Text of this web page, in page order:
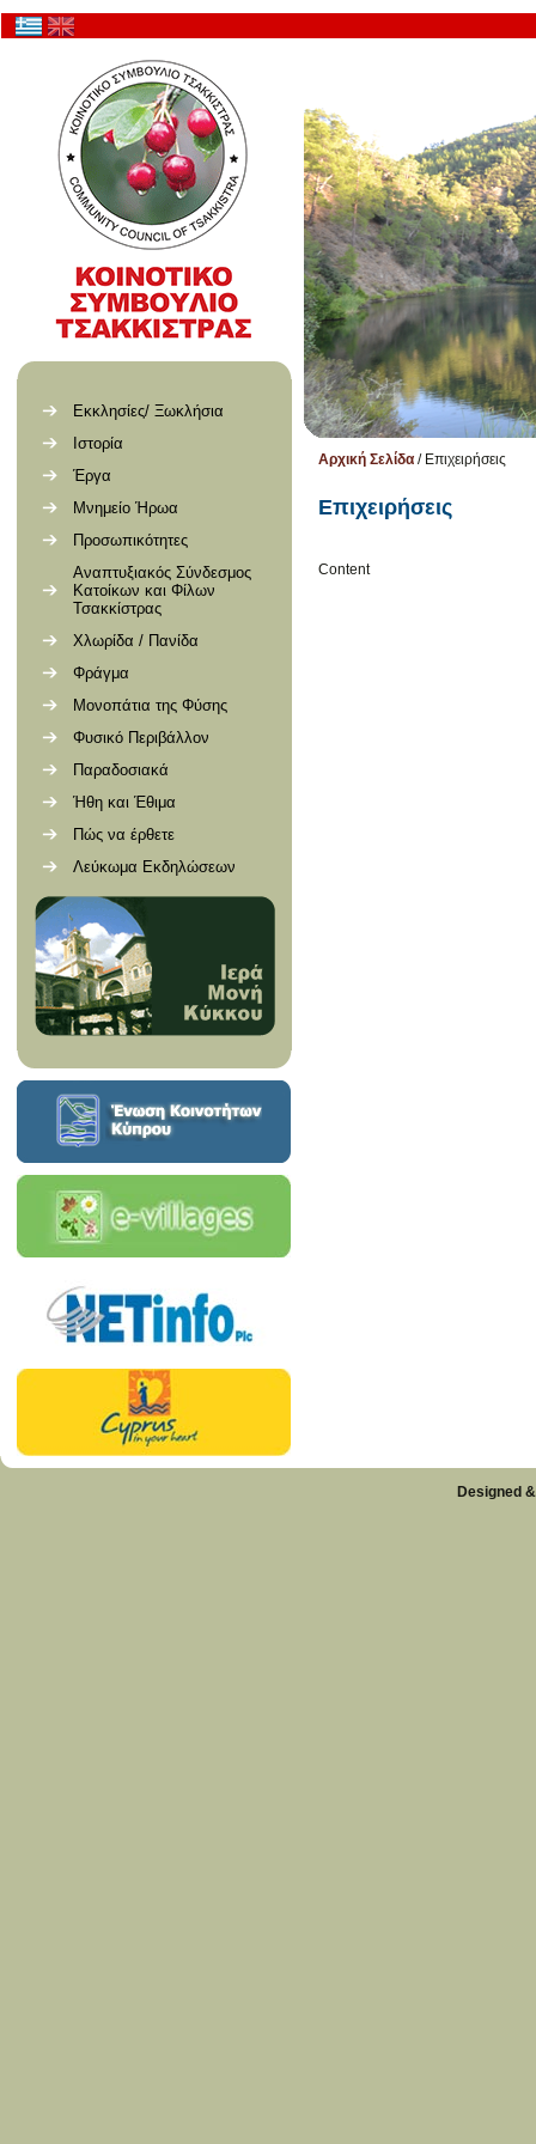
Εκκλησίες/ Ξωκλήσια
Ιστορία
Έργα
Μνημείο Ήρωα
Προσωπικότητες
Αναπτυξιακός Σύνδεσμος
Κατοίκων και Φίλων
Τσακκίστρας
Χλωρίδα / Πανίδα
Φράγμα
Μονοπάτια της Φύσης
Φυσικό Περιβάλλον
Παραδοσιακά
Ήθη και Έθιμα
Πώς να έρθετε
Λεύκωμα Εκδηλώσεων
Αρχική Σελίδα / Επιχειρήσεις
Επιχειρήσεις
Content
Designed